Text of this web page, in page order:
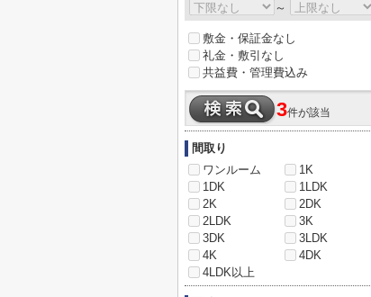
～
敷金・保証金なし
礼金・敷引なし
共益費・管理費込み
3件が該当
間取り
ワンルーム
1K
1DK
1LDK
2K
2DK
2LDK
3K
3DK
3LDK
4K
4DK
4LDK以上